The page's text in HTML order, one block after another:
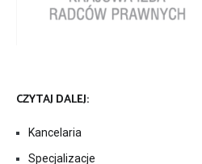
CZYTAJ DALEJ:
Kancelaria
Specjalizacje